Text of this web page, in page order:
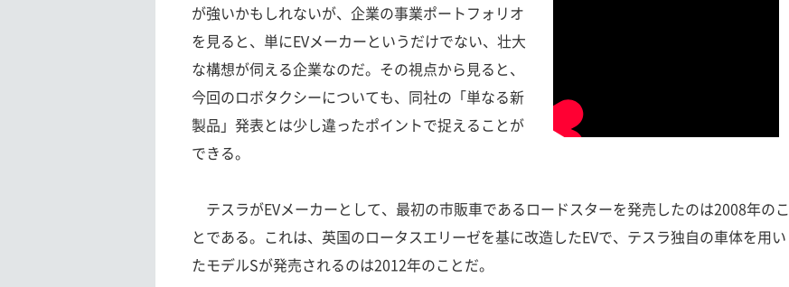
が強いかもしれないが、企業の事業ポートフォリオ
を見ると、単にEVメーカーというだけでない、壮大
な構想が伺える企業なのだ。その視点から見ると、
今回のロボタクシーについても、同社の「単なる新
製品」発表とは少し違ったポイントで捉えることが
できる。
テスラがEVメーカーとして、最初の市販車であるロードスターを発売したのは2008年のこ
とである。これは、英国のロータスエリーゼを基に改造したEVで、テスラ独自の車体を用い
たモデルSが発売されるのは2012年のことだ。